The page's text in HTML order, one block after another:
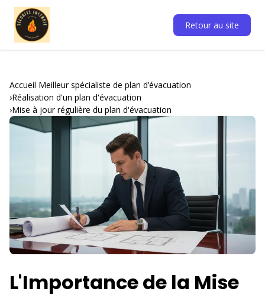
Retour au site
Accueil Meilleur spécialiste de plan d’évacuation
Réalisation d'un plan d'évacuation
Mise à jour régulière du plan d'évacuation
L'Importance de la Mise